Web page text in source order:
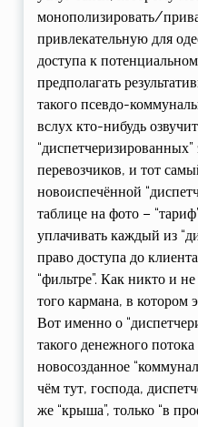
монополизировать/
привлекательную для
доступа к
предполагать
такого псевдо-
вслух кто-нибудь
перевозчиков, и тот
новоиспечённой
таблице на фото –
уплачивать каждый из
право доступа до
“фильтре”. Как никто и
того кармана, в котором
Вот именно о
такого денежного потока
новосозданное
чём тут, господа,
же “крыша”, только “в